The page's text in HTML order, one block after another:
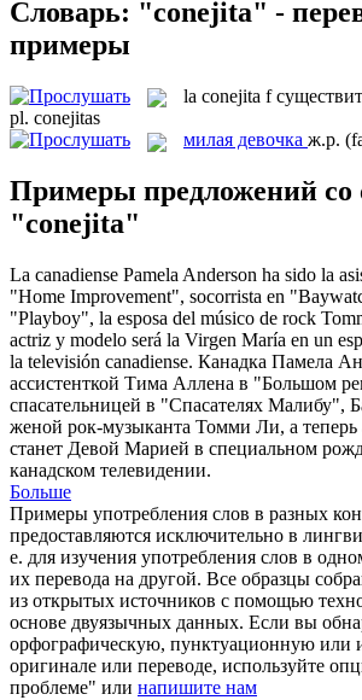
Словарь: "conejita" -
примеры
la conejita f
pl. conejitas
милая девочка ж.р.
Примеры предложений со
"conejita"
La canadiense Pamela Anderson ha sido la
"Home Improvement", socorrista en
"Playboy", la esposa del músico de rock
actriz y modelo será la Virgen María en un
la televisión canadiense. Канадка Памела
ассистенткой Тима Аллена в "Большом
спасательницей в "Спасателях Малибу",
женой рок-музыканта Томми Ли, а теперь
станет Девой Марией в специальном
канадском телевидении.
Больше
Примеры употребления слов в разных
предоставляются исключительно в
е. для изучения употребления слов в
их перевода на другой. Все образцы
из открытых источников с помощью
основе двуязычных данных. Если вы
орфографическую, пунктуационную или
оригинале или переводе, используйте
проблеме" или напишите нам